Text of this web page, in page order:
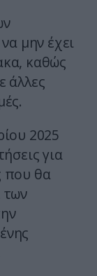
μην έχει
καθώς
άλλες
2025
για
που θα
των